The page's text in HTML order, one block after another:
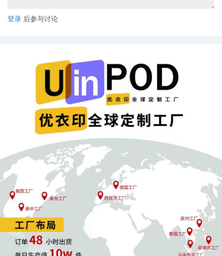
品，并计入账户绩效违规。所以，针对被误判的卖家，及时申诉至
然而，不少卖家反馈这一波扫号申诉复杂。如果是Listing中包含敏
感词，如child、children、kid、toy、for children、for kids、
children‘s room等，直接通过后台“编辑商品信息”或上传库存文件模
板的方式删除或替换这些词汇，提交申诉相对容易通过。
有卖家称：“可以查看listing有没有关于baby kids等词汇，我之前加
拿大有个链接就有kids这个词被判了，申诉没过找了客服，客服说
链接里有关于儿童的词汇申诉不通过，删掉之后又重新提交申诉就
过了。”
但更多卖家是彻底排查标题、五点描述、A+页面、后台搜索关键词
都不存在敏感词汇，申诉就困难重重。有卖家表示：“晚上找资料修
改产品描述，标题，图片删除相关字样，然后提交申诉，被拒绝
了，又提交了一次，又被拒绝了，现在不敢动了。”
登录 后参与讨论